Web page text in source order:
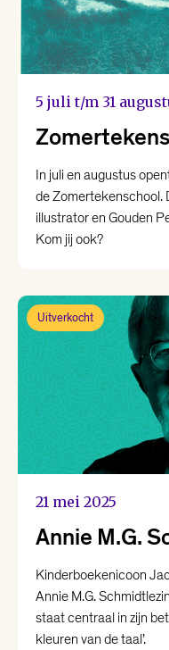
5 juli t/m 31
In juli en augustus
de Zomertekenschool.
illustrator en Gouden
Kom jij ook?
Uitverkocht
21 mei 2025
Annie M.G.
Kinderboekenicoon
Annie M.G.
staat centraal in zijn
kleuren van de taal’.